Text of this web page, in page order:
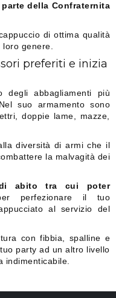
della Confraternita
di ottima qualità
genere.
preferiti e inizia
degli abbagliamenti più
suo armamento sono
doppie lame, mazze,
diversità di armi che il
la malvagità dei
abito tra cui poter
perfezionare il tuo
al servizio del
con fibbia, spalline e
party ad un altro livello